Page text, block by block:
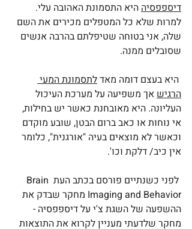
דיספפסיה היא התסמונת האהובה עלי.
למרות שלא כל המטפלים מכירים את השם
שלה, אני בטוחה שטיפלתם בהרבה אנשים
שסובלים ממנה.
היא בעצם דומה מאד לתסמונת המעי
הרגיש אך משפיעה על מערכת העיכול
העליונה. היא מאובחנת כאשר יש בחילות,
אי נוחות או כאב ברום הבטן, שובע מוקדם
וכאשר לא מוצאים בעיה "אורגנית", כלומר
אין כיב/ דלקת וכו'.
לפני כשנתיים פורסם בכתב העת Brain
Imaging and Behavior מחקר שבדק את
ההשפעה של השגת צ'י על דיספפסיה -
מחקר שלדעתי מעניין לקרוא את התוצאות